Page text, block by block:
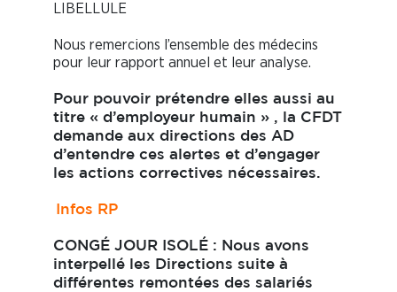
LIBELLULE
Nous remercions l’ensemble des médecins
pour leur rapport annuel et leur analyse.
Pour pouvoir prétendre elles aussi au
titre « d’employeur humain » , la C F DT
demande aux directions des AD
d’entendre ces alertes et d’engager
les actions correctives nécessaires.
Infos RP
CONGÉ JOUR ISOLÉ : Nous avons
interpellé les Directions suite à
différentes remontées des salariés